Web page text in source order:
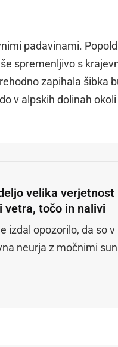
padavinami.
spremenljivo s
zapihala šibka
v alpskih dolinah
velika
vetra, točo in nalivi
je izdal opozorilo, da so
neurja z močnimi